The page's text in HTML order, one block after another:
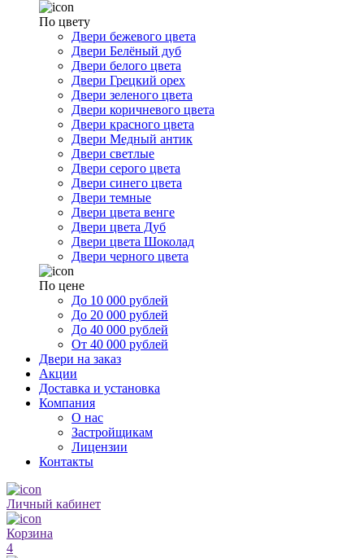
По цвету
Двери бежевого цвета
Двери Белёный дуб
Двери белого цвета
Двери Грецкий орех
Двери зеленого цвета
Двери коричневого цвета
Двери красного цвета
Двери Медный антик
Двери светлые
Двери серого цвета
Двери синего цвета
Двери темные
Двери цвета венге
Двери цвета Дуб
Двери цвета Шоколад
Двери черного цвета
По цене
До 10 000 рублей
До 20 000 рублей
До 40 000 рублей
От 40 000 рублей
Двери на заказ
Акции
Доставка и установка
Компания
О нас
Застройщикам
Лицензии
Контакты
Личный кабинет
Корзина
4